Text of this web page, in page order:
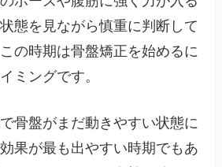
態を見ながら慎重に判断して
の時期は骨盤矯正を始めるに
ミングです。
骨盤がまだ動きやすい状態に
果が最も出やすい時期でもあ